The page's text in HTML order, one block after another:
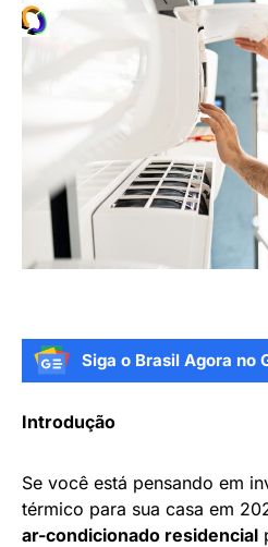
Siga o Brasil Agora no
Introdução
Se você está pensando em
térmico para sua casa em
ar-condicionado residencial